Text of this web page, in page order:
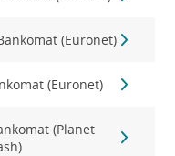
(Euronet)
(Euronet)
(Planet